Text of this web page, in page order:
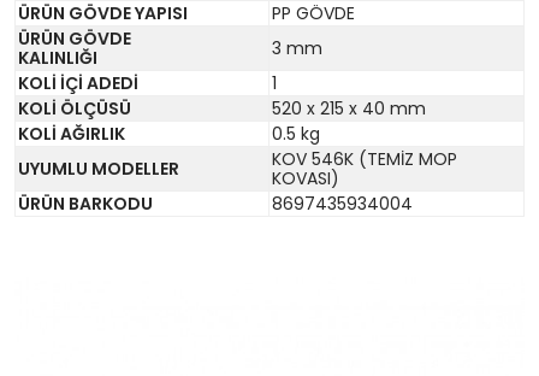
ÜRÜN GÖVDE YAPISI
PP GÖVDE
ÜRÜN GÖVDE
KALINLIĞI
3 mm
KOLİ İÇİ ADEDİ
1
KOLİ ÖLÇÜSÜ
520 x 215 x 40 mm
KOLİ AĞIRLIK
0.5 kg
UYUMLU MODELLER
KOV 546K (TEMİZ MOP
KOVASI)
ÜRÜN BARKODU
8697435934004